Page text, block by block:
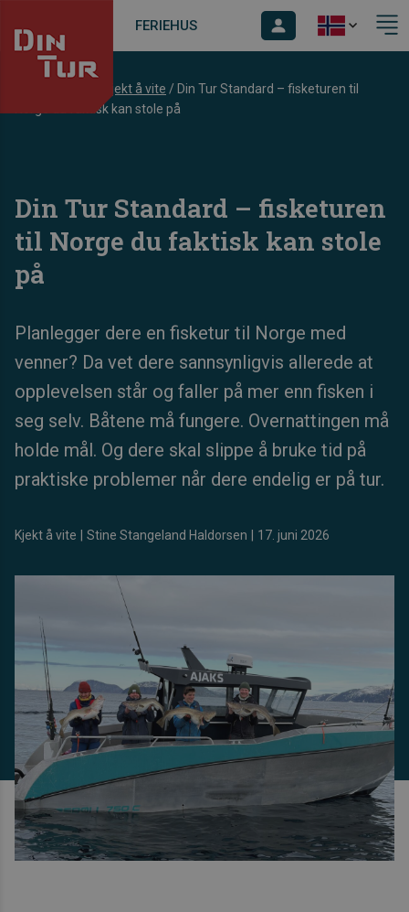
FERIEHUS
Kjekt å vite / Din Tur Standard – fisketuren til
Norge du faktisk kan stole på
Din Tur Standard – fisketuren
til Norge du faktisk kan stole
på
Planlegger dere en fisketur til Norge med
venner? Da vet dere sannsynligvis allerede at
opplevelsen står og faller på mer enn fisken i
seg selv. Båtene må fungere. Overnattingen må
holde mål. Og dere skal slippe å bruke tid på
praktiske problemer når dere endelig er på tur.
Kjekt å vite Stine Stangeland Haldorsen 17. juni 2026